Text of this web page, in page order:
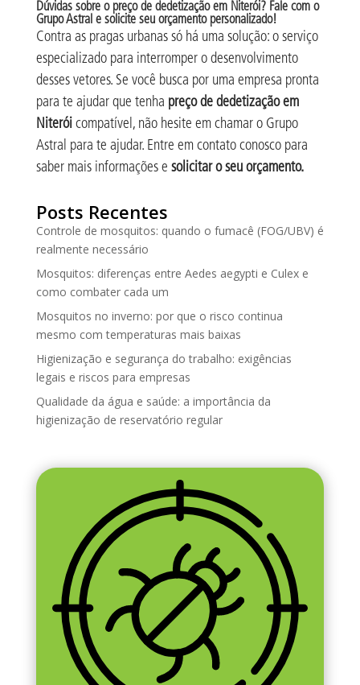
Dúvidas sobre o preço de dedetização em Niterói? Fale com o
Grupo Astral e solicite seu orçamento personalizado!
Contra as pragas urbanas só há uma solução: o serviço
especializado para interromper o desenvolvimento
desses vetores. Se você busca por uma empresa pronta
para te ajudar que tenha preço de dedetização em
Niterói compatível, não hesite em chamar o Grupo
Astral para te ajudar. Entre em contato conosco para
saber mais informações e solicitar o seu orçamento.
Posts Recentes
Controle de mosquitos: quando o fumacê (FOG/UBV) é
realmente necessário
Mosquitos: diferenças entre Aedes aegypti e Culex e
como combater cada um
Mosquitos no inverno: por que o risco continua
mesmo com temperaturas mais baixas
Higienização e segurança do trabalho: exigências
legais e riscos para empresas
Qualidade da água e saúde: a importância da
higienização de reservatório regular